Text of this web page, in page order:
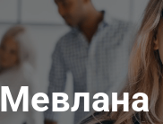
Мевлана